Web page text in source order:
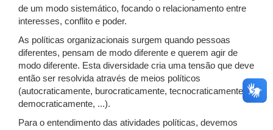
de um modo sistemático, focando o relacionamento entre
interesses, conflito e poder.
As políticas organizacionais surgem quando pessoas
diferentes, pensam de modo diferente e querem agir de
modo diferente. Esta diversidade cria uma tensão que deve
então ser resolvida através de meios políticos
(autocraticamente, burocraticamente, tecnocraticamente,
democraticamente, ...).
Para o entendimento das atividades políticas, devemos